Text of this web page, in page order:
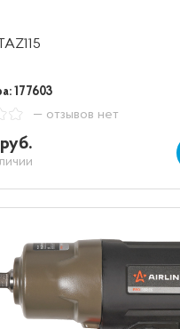
177603
— отзывов нет